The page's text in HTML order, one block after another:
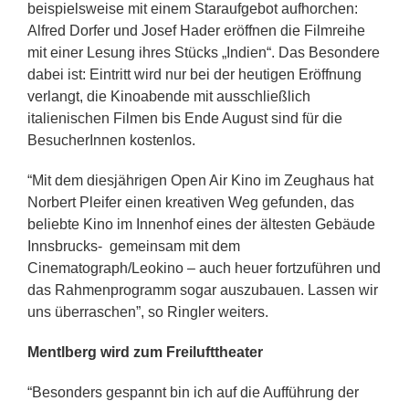
beispielsweise mit einem Staraufgebot aufhorchen:
Alfred Dorfer und Josef Hader eröffnen die Filmreihe
mit einer Lesung ihres Stücks „Indien“. Das Besondere
dabei ist: Eintritt wird nur bei der heutigen Eröffnung
verlangt, die Kinoabende mit ausschließlich
italienischen Filmen bis Ende August sind für die
BesucherInnen kostenlos.
“Mit dem diesjährigen Open Air Kino im Zeughaus hat
Norbert Pleifer einen kreativen Weg gefunden, das
beliebte Kino im Innenhof eines der ältesten Gebäude
Innsbrucks- gemeinsam mit dem
Cinematograph/Leokino – auch heuer fortzuführen und
das Rahmenprogramm sogar auszubauen. Lassen wir
uns überraschen”, so Ringler weiters.
Mentlberg wird zum Freilufttheater
“Besonders gespannt bin ich auf die Aufführung der